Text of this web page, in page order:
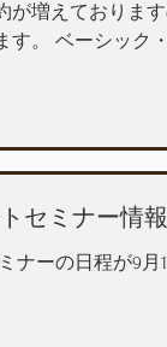
が増えておりま
す。 ベーシック
セミナー情
ナーの日程が9